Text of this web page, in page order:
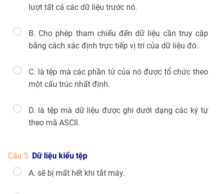
lượt tất cả các dữ liệu trước nó.
B. Cho phép tham chiếu đến dữ liệu cần truy cập
bằng cách xác định trực tiếp vị trí của dữ liệu đó.
C. là tệp mà các phần tử của nó được tổ chức theo
một cấu trúc nhất định.
D. là tệp mà dữ liệu được ghi dưới dạng các ký tự
theo mã ASCII.
Câu 5. Dữ liệu kiểu tệp
A. sẽ bị mất hết khi tắt máy.